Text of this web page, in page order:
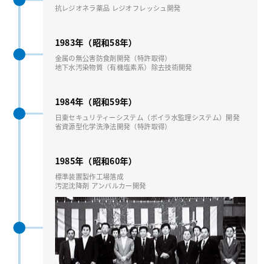
抗レジオネラ薬品 レジオフレッシュ開発
1983年（昭和58年）
⾦属の無公害防⾷剤開発（特許取得）
地下⽔汚染物質（有機塩素系）除去技術開発
1984年（昭和59年）
⽇東セキュリティーシステム（ボイラ⽔監理システム）開発
省資源型化学洗浄法開発（特許取得）
1985年（昭和60年）
標準装置製作⼯場落成
汚泥沈降剤 アンバルカー開発